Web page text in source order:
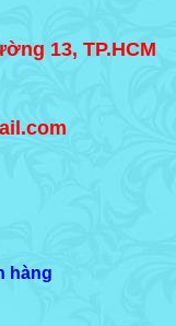
13, TP.HCM
hàng